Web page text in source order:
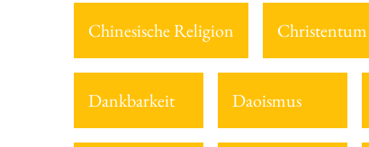
Chinesische Religion Christentum
Dankbarkeit Daoismus